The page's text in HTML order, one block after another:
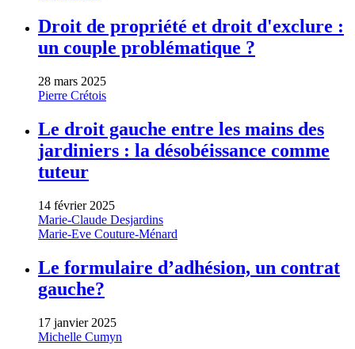
Droit de propriété et droit d'exclure :
un couple problématique ?
28 mars 2025
Pierre Crétois
Le droit gauche entre les mains des
jardiniers : la désobéissance comme
tuteur
14 février 2025
Marie-Claude Desjardins
Marie-Eve Couture-Ménard
Le formulaire d’adhésion, un contrat
gauche?
17 janvier 2025
Michelle Cumyn